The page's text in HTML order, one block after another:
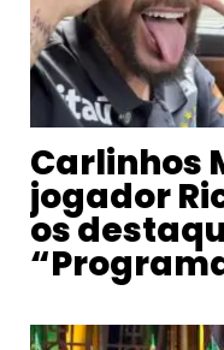
Carlinhos
jogador
os